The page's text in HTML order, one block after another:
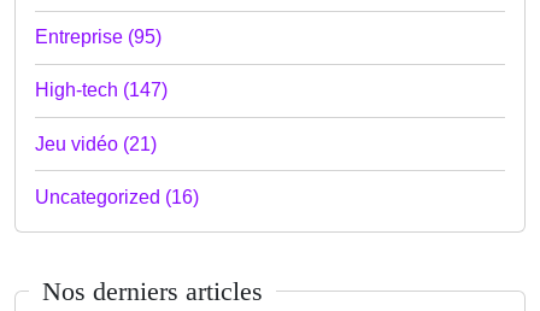
Entreprise (95)
High-tech (147)
Jeu vidéo (21)
Uncategorized (16)
Nos derniers articles